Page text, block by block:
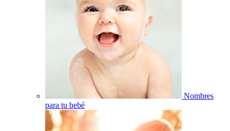
Nombres
para tu bebé